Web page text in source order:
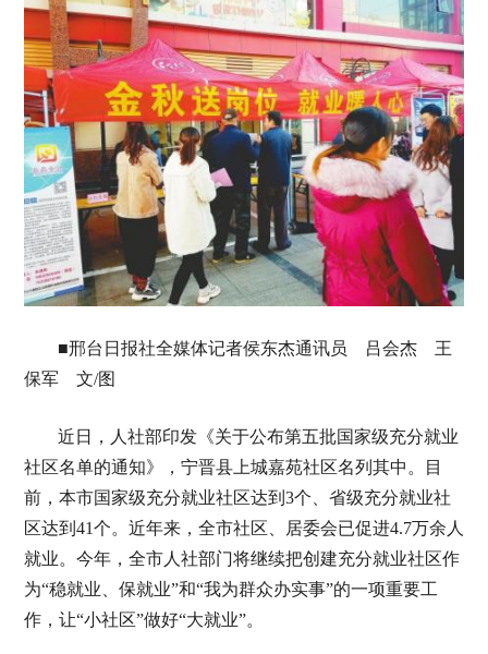
■邢台日报社全媒体记者侯东杰通讯员 吕会杰 王
保军 文/图
近日，人社部印发《关于公布第五批国家级充分就业
社区名单的通知》，宁晋县上城嘉苑社区名列其中。目
前，本市国家级充分就业社区达到3个、省级充分就业社
区达到41个。近年来，全市社区、居委会已促进4.7万余人
就业。今年，全市人社部门将继续把创建充分就业社区作
为“稳就业、保就业”和“我为群众办实事”的一项重要工
作，让“小社区”做好“大就业”。